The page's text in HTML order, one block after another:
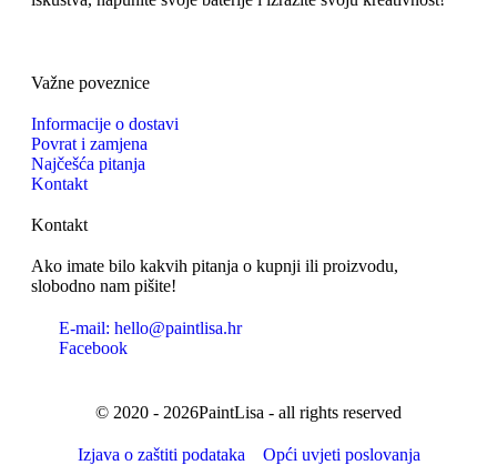
Važne poveznice
Informacije o dostavi
Povrat i zamjena
Najčešća pitanja
Kontakt
Kontakt
Ako imate bilo kakvih pitanja o kupnji ili proizvodu,
slobodno nam pišite!
E-mail: hello@paintlisa.hr
Facebook
© 2020 - 2026PaintLisa - all rights reserved
Izjava o zaštiti podataka Opći uvjeti poslovanja